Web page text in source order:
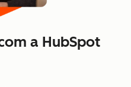
a HubSpot